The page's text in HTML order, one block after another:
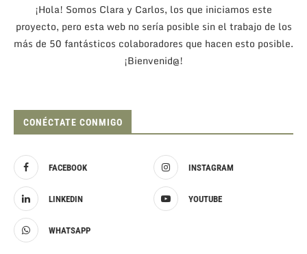
¡Hola! Somos Clara y Carlos, los que iniciamos este
proyecto, pero esta web no sería posible sin el trabajo de los
más de 50 fantásticos colaboradores que hacen esto posible.
¡Bienvenid@!
CONÉCTATE CONMIGO
FACEBOOK INSTAGRAM
LINKEDIN YOUTUBE
WHATSAPP